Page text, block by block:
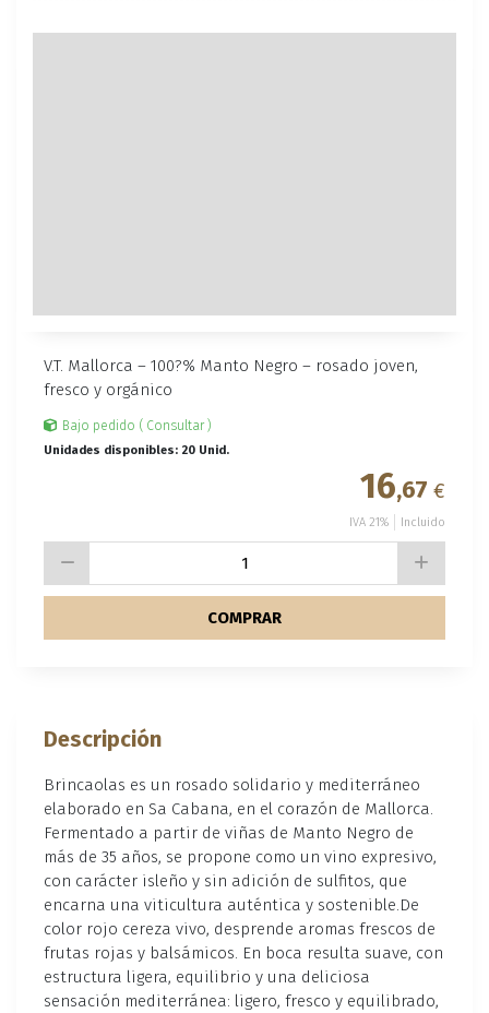
V.T. Mallorca – 100?% Manto Negro – rosado joven,
fresco y orgánico
Bajo pedido ( Consultar )
Unidades disponibles: 20 Unid.
16,67 €
IVA 21% Incluido
COMPRAR
Descripción
Brincaolas es un rosado solidario y mediterráneo
elaborado en Sa Cabana, en el corazón de Mallorca.
Fermentado a partir de viñas de Manto Negro de
más de 35 años, se propone como un vino expresivo,
con carácter isleño y sin adición de sulfitos, que
encarna una viticultura auténtica y sostenible.De
color rojo cereza vivo, desprende aromas frescos de
frutas rojas y balsámicos. En boca resulta suave, con
estructura ligera, equilibrio y una deliciosa
sensación mediterránea: ligero, fresco y equilibrado,